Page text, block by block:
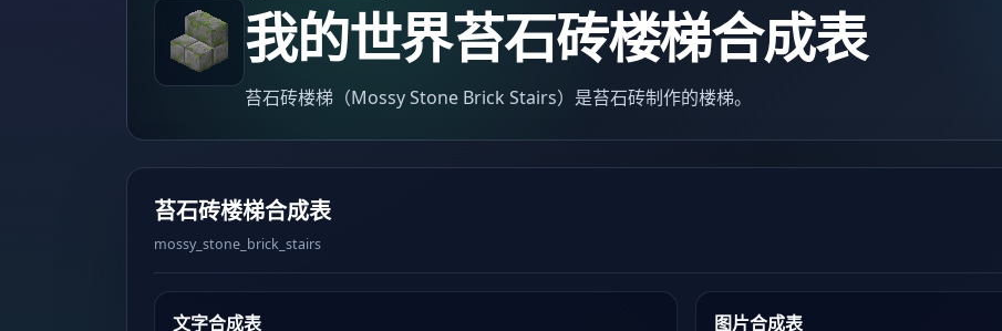
我的世界苔石砖楼梯合成表
苔石砖楼梯（Mossy Stone Brick Stairs）是苔石砖制作的楼梯。
苔石砖楼梯合成表
mossy_stone_brick_stairs
文字合成表 图片合成表